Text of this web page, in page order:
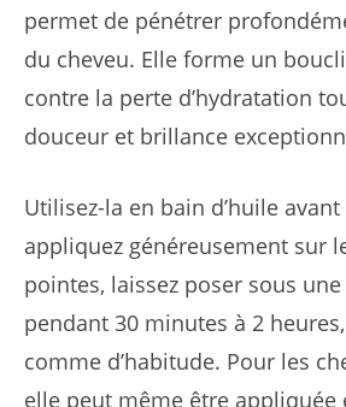
permet de pénétrer
du cheveu. Elle forme un
contre la perte d’hydratation
douceur et brillance
Utilisez-la en bain d’huile
appliquez généreusement sur
pointes, laissez poser sous
pendant 30 minutes à 2
comme d’habitude. Pour les
elle peut même être appliquée